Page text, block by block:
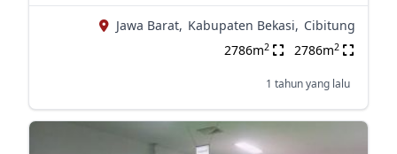
Jawa Barat, Kabupaten Bekasi, Cibitung
2786m2 2786m2
1 tahun yang lalu